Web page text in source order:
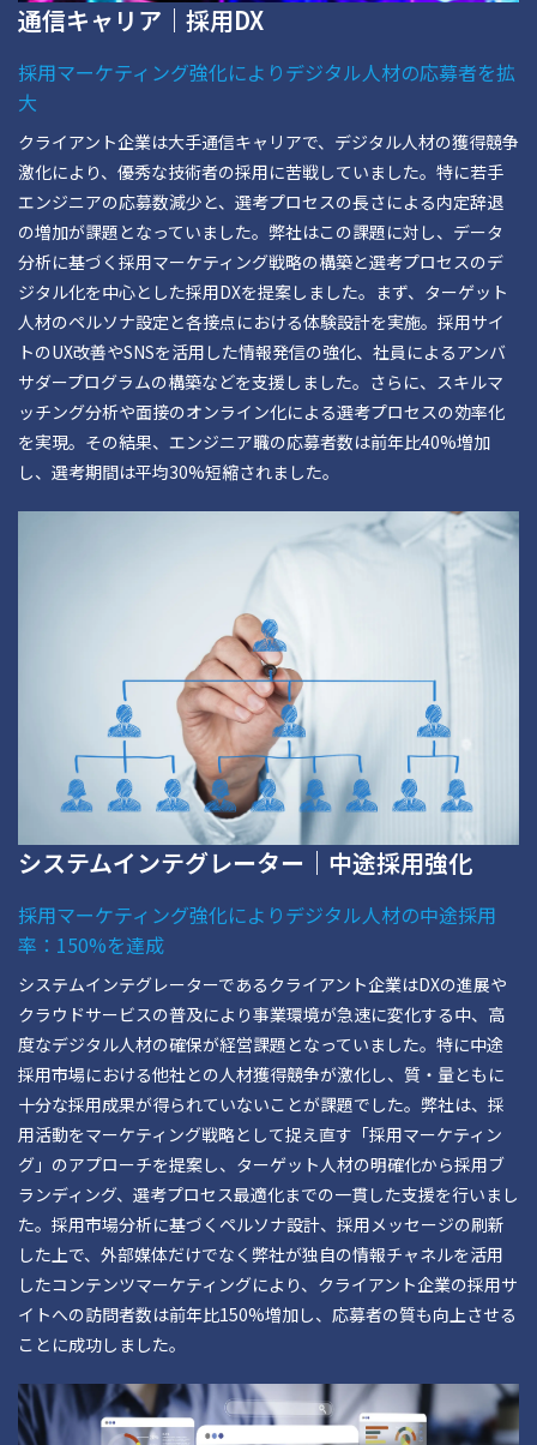
通信キャリア｜採用DX
採用マーケティング強化によりデジタル人材の応募者を拡
大
クライアント企業は大手通信キャリアで、デジタル人材の獲得競争
激化により、優秀な技術者の採用に苦戦していました。特に若手
エンジニアの応募数減少と、選考プロセスの長さによる内定辞退
の増加が課題となっていました。弊社はこの課題に対し、データ
分析に基づく採用マーケティング戦略の構築と選考プロセスのデ
ジタル化を中心とした採用DXを提案しました。まず、ターゲット
人材のペルソナ設定と各接点における体験設計を実施。採用サイ
トのUX改善やSNSを活用した情報発信の強化、社員によるアンバ
サダープログラムの構築などを支援しました。さらに、スキルマ
ッチング分析や面接のオンライン化による選考プロセスの効率化
を実現。その結果、エンジニア職の応募者数は前年比40%増加
し、選考期間は平均30%短縮されました。
システムインテグレーター｜中途採用強化
採用マーケティング強化によりデジタル人材の中途採用
率：150%を達成
システムインテグレーターであるクライアント企業はDXの進展や
クラウドサービスの普及により事業環境が急速に変化する中、高
度なデジタル人材の確保が経営課題となっていました。特に中途
採用市場における他社との人材獲得競争が激化し、質・量ともに
十分な採用成果が得られていないことが課題でした。弊社は、採
用活動をマーケティング戦略として捉え直す「採用マーケティン
グ」のアプローチを提案し、ターゲット人材の明確化から採用ブ
ランディング、選考プロセス最適化までの一貫した支援を行いまし
た。採用市場分析に基づくペルソナ設計、採用メッセージの刷新
した上で、外部媒体だけでなく弊社が独自の情報チャネルを活用
したコンテンツマーケティングにより、クライアント企業の採用サ
イトへの訪問者数は前年比150%増加し、応募者の質も向上させる
ことに成功しました。